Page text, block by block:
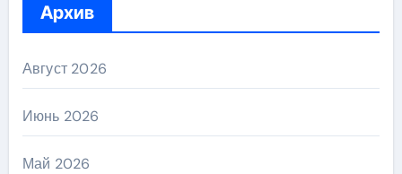
Архив
Август 2026
Июнь 2026
Май 2026